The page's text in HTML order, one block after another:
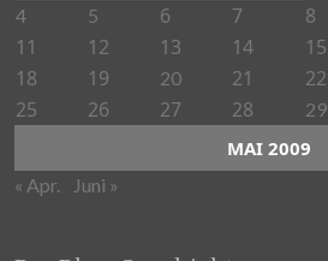
MAI 2009
4 5 6 7 8
11
12 13 14 15
18
19 20 21 22
25
26 27 28 29
« Apr. Juni »